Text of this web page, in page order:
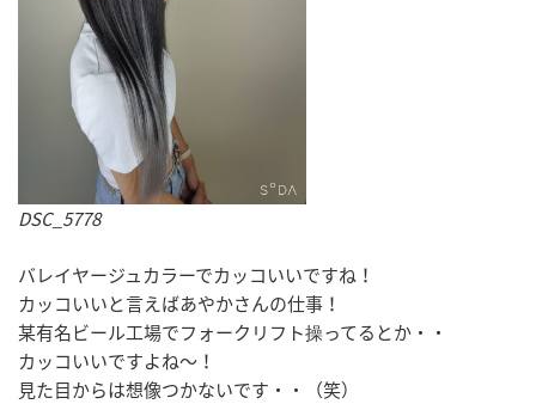
DSC_5778
バレイヤージュカラーでカッコいいですね！
カッコいいと言えばあやかさんの仕事！
某有名ビール工場でフォークリフト操ってるとか・・
カッコいいですよね～！
見た目からは想像つかないです・・（笑）